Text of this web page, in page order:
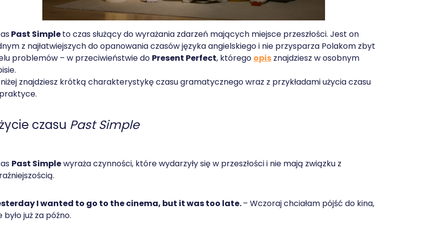
Past Simpleto czas służący do wyrażania zdarzeń mających miejsce przeszłości. Jest on
z najłatwiejszych do opanowania czasów języka angielskiego i nie przysparza Polakom zbyt
problemów – w przeciwieństwie do Present Perfect, którego opis znajdziesz w osobnym
znajdziesz krótką charakterystykę czasu gramatycznego wraz z przykładami użycia czasu
czasu Past Simple
Past Simplewyraża czynności, które wydarzyły się w przeszłości i nie mają związku z
I wanted to go to the cinema, but it was too late.– Wczoraj chciałam pójść do kina,
było już za późno.